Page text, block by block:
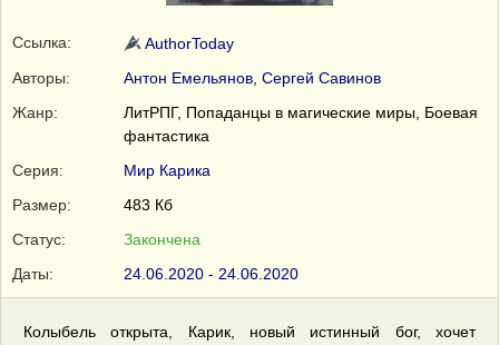
Ссылка:
AuthorToday
Авторы:
Антон Емельянов Сергей Савинов
Жанр:
ЛитРПГ, Попаданцы в магические миры, Боевая
фантастика
Серия:
Мир Карика
Размер:
483 Кб
Статус:
Закончена
Даты:
24.06.2020 - 24.06.2020
Колыбель открыта, Карик, новый истинный бог, хочет